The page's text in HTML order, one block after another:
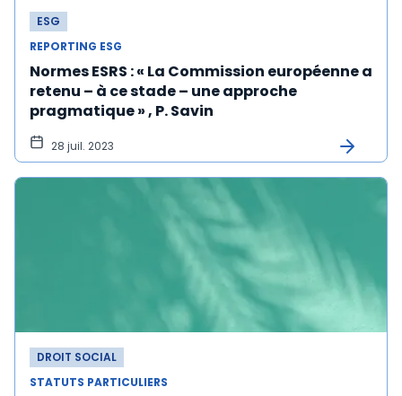
ESG
REPORTING ESG
Normes ESRS : « La Commission européenne a
retenu – à ce stade – une approche
pragmatique » , P. Savin
28 juil. 2023
DROIT SOCIAL
STATUTS PARTICULIERS